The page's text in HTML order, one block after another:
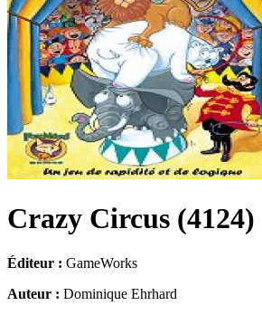
Crazy Circus (4124)
Éditeur : GameWorks
Auteur : Dominique Ehrhard